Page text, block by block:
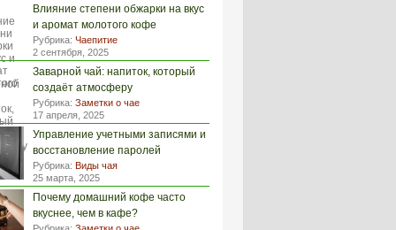
Влияние степени обжарки на вкус
и аромат молотого кофе
Рубрика: Чаепитие
2 сентября, 2025
Заварной чай: напиток, который
создаёт атмосферу
Рубрика: Заметки о чае
17 апреля, 2025
Управление учетными записями и
восстановление паролей
Рубрика: Виды чая
25 марта, 2025
Почему домашний кофе часто
вкуснее, чем в кафе?